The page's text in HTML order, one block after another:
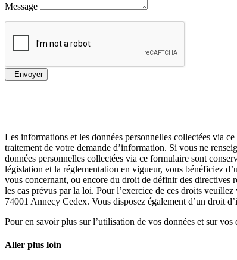
Message
Envoyer
Les informations et les données personnelles collectées via
traitement de votre demande d’information. Si vous ne
données personnelles collectées via ce formulaire sont
législation et la réglementation en vigueur, vous bénéficiez
vous concernant, ou encore du droit de définir des directives
les cas prévus par la loi. Pour l’exercice de ces droits veuillez
74001 Annecy Cedex. Vous disposez également d’un droit
Pour en savoir plus sur l’utilisation de vos données et sur
Aller plus loin